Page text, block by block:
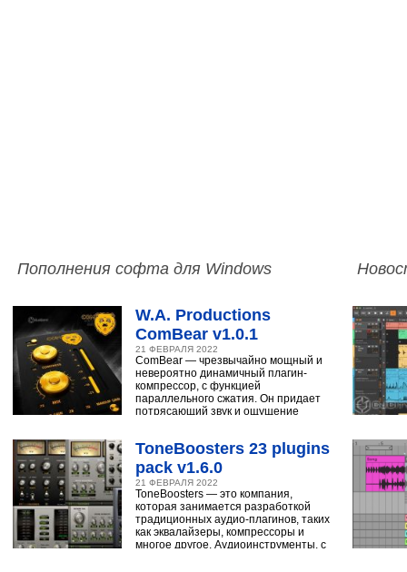
Пополнения софта для Windows
W.A. Productions
ComBear v1.0.1
21 ФЕВРАЛЯ 2022
ComBear — чрезвычайно мощный и
невероятно динамичный плагин-
компрессор, с функцией
параллельного сжатия. Он придает
потрясающий звук и ощущение
ToneBoosters 23 plugins
pack v1.6.0
21 ФЕВРАЛЯ 2022
ToneBoosters — это компания,
которая занимается разработкой
традиционных аудио-плагинов, таких
как эквалайзеры, компрессоры и
многое другое. Аудиоинструменты, с